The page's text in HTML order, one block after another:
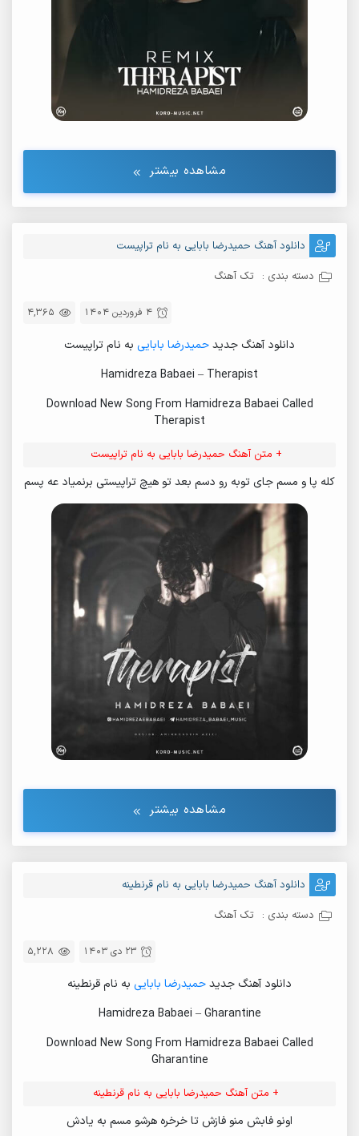
مشاهده بیشتر
دانلود آهنگ حمیدرضا بابایی به نام تراپیست
دسته بندی : تک آهنگ
4,365 4 فروردین 1404
دانلود آهنگ جدیدحمیدرضا بابایی به نام تراپیست
Hamidreza Babaei – Therapist
Download New Song From Hamidreza Babaei Called
Therapist
+ متن آهنگ حمیدرضا بابایی به نام تراپیست
کله پا و مسم جای توبه رو دسم بعد تو هیچ تراپیستی برنمیاد عه پسم
مشاهده بیشتر
دانلود آهنگ حمیدرضا بابایی به نام قرنطینه
دسته بندی : تک آهنگ
5,228 23 دی 1403
دانلود آهنگ جدیدحمیدرضا بابایی به نام قرنطینه
Hamidreza Babaei – Gharantine
Download New Song From Hamidreza Babaei Called
Gharantine
+ متن آهنگ حمیدرضا بابایی به نام قرنطینه
اونو فابش منو فازش تا خرخره هرشو مسم به یادش